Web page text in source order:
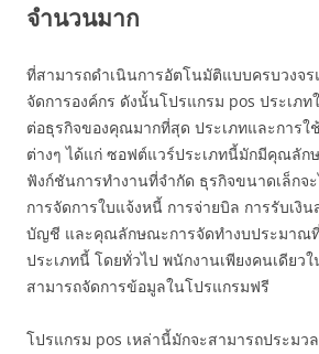
จำนวนมาก
ที่สามารถดำเนินการอัตโนมัติแบบครบวงจ
จัดการองค์กร ดังนั้นโปรแกรม pos ประเภ
ต่อธุรกิจของคุณมากที่สุด ประเภทและการใ
ต่างๆ ได้แก่ ซอฟต์แวร์ประเภทนี้มักมีคุณลั
ฟังก์ชันการทำงานที่จำกัด ธุรกิจขนาดเล็กจ
การจัดการใบแจ้งหนี้ การจ่ายบิล การรับเงิ
บัญชี และคุณลักษณะการจัดทำงบประมาณ
ประเภทนี้ โดยทั่วไป พนักงานเพียงคนเดียว
สามารถจัดการข้อมูลในโปรแกรมฟรี
โปรแกรม pos เหล่านี้มักจะสามารถประมว